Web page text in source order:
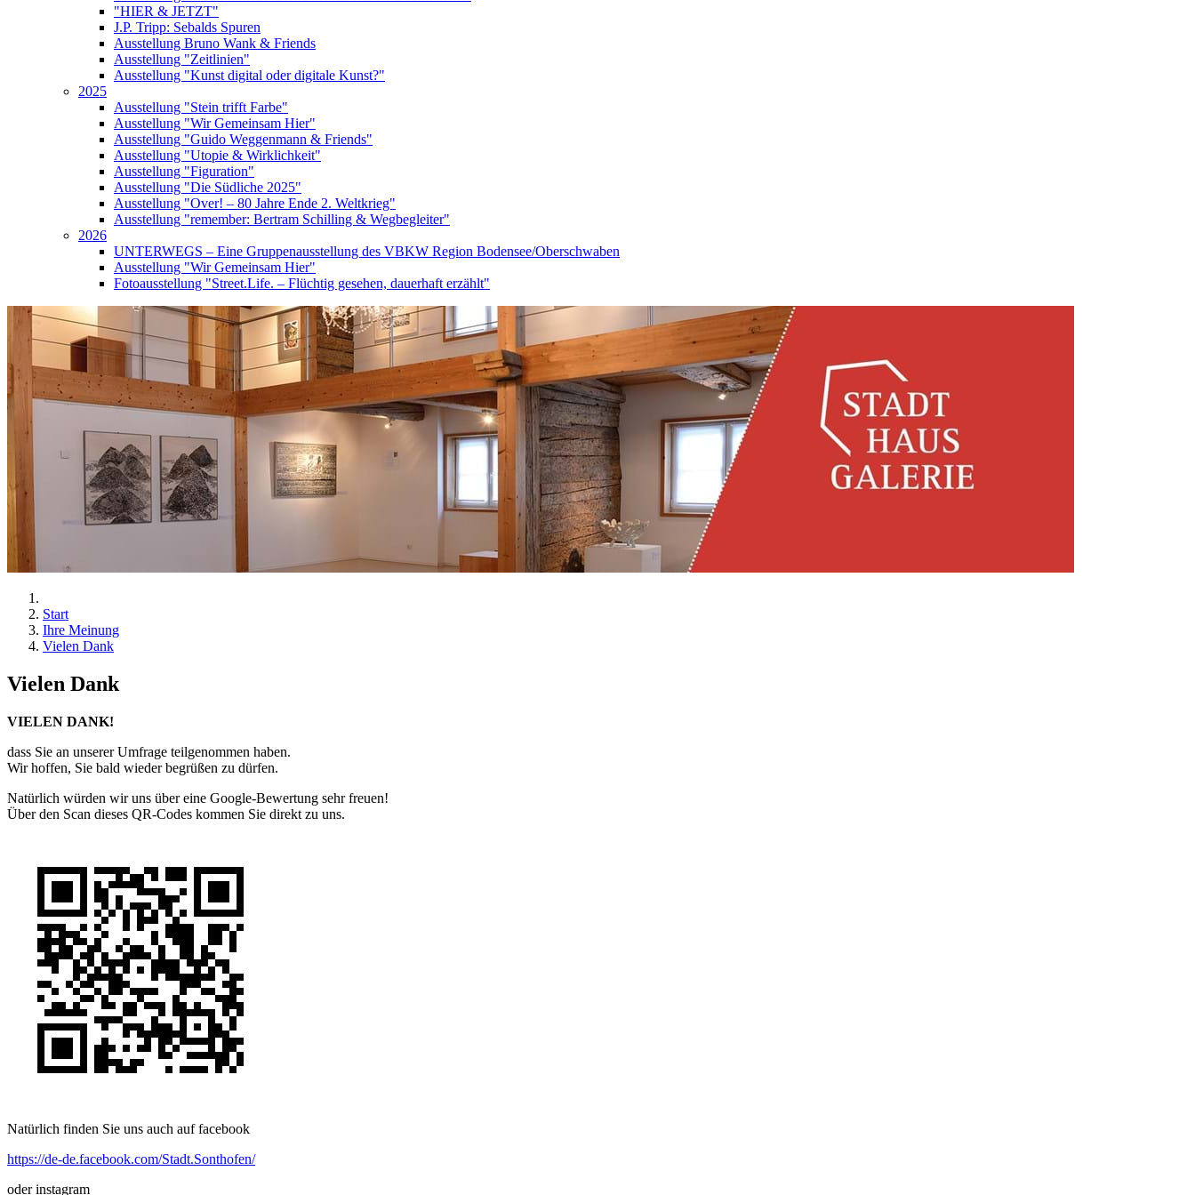
"HIER & JETZT"
J.P. Tripp: Sebalds Spuren
Ausstellung Bruno Wank & Friends
Ausstellung "Zeitlinien"
Ausstellung "Kunst digital oder digitale Kunst?"
2025
Ausstellung "Stein trifft Farbe"
Ausstellung "Wir Gemeinsam Hier"
Ausstellung "Guido Weggenmann & Friends"
Ausstellung "Utopie & Wirklichkeit"
Ausstellung "Figuration"
Ausstellung "Die Südliche 2025"
Ausstellung "Over! – 80 Jahre Ende 2. Weltkrieg"
Ausstellung "remember: Bertram Schilling & Wegbegleiter"
2026
UNTERWEGS – Eine Gruppenausstellung des VBKW Region Bodensee/Oberschwaben
Ausstellung "Wir Gemeinsam Hier"
Fotoausstellung "Street.Life. – Flüchtig gesehen, dauerhaft erzählt"
Start
Ihre Meinung
Vielen Dank
Vielen Dank
VIELEN DANK!
dass Sie an unserer Umfrage teilgenommen haben.
Wir hoffen, Sie bald wieder begrüßen zu dürfen.
Natürlich würden wir uns über eine Google-Bewertung sehr freuen!
Über den Scan dieses QR-Codes kommen Sie direkt zu uns.
Natürlich finden Sie uns auch auf facebook
https://de-de.facebook.com/Stadt.Sonthofen/
oder instagram